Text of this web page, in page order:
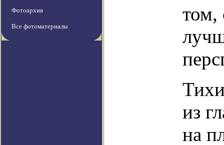
Фотоархив
Все фотоматериалы
том,
из
на